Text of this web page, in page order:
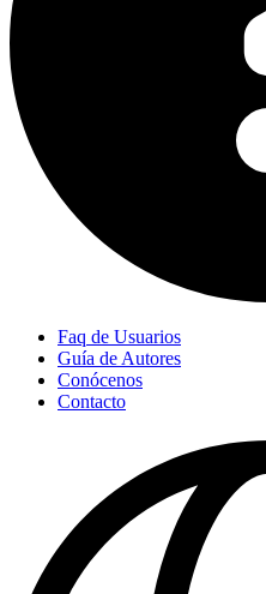
Faq de Usuarios
Guía de Autores
Conócenos
Contacto